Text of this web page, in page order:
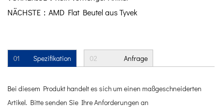
NÄCHSTE：AMD Flat Beutel aus Tyvek
01 Spezifikation 02 Anfrage
Bei diesem Produkt handelt es sich um einen maßgeschneiderten
Artikel. Bitte senden Sie Ihre Anforderungen an